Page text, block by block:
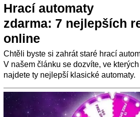
Hrací automaty
zdarma: 7 nejlepších
online
Chtěli byste si zahrát staré hrací
V našem článku se dozvíte, ve
najdete ty nejlepší klasické automaty.